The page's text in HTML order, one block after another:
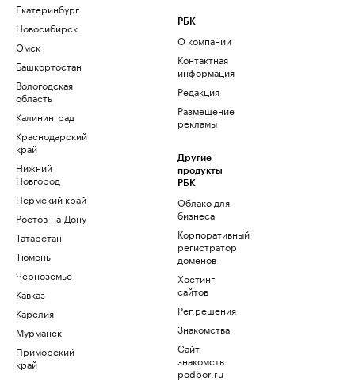
Екатеринбург
Новосибирск
Омск
Башкортостан
Вологодская
область
Калининград
Краснодарский
край
Нижний
Новгород
Пермский край
Ростов-на-Дону
Татарстан
Тюмень
Черноземье
Кавказ
Карелия
Мурманск
Приморский
край
РБК
О компании
Контактная
информация
Редакция
Размещение
рекламы
Другие
продукты
РБК
Облако для
бизнеса
Корпоративный
регистратор
доменов
Хостинг
сайтов
Рег.решения
Знакомства
Сайт
знакомств
podbor.ru